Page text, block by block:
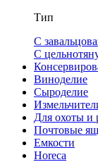
Тип
С
С
Виноделие
Сыроделие
Для охоты и
Почтовые
Емкости
Horeca